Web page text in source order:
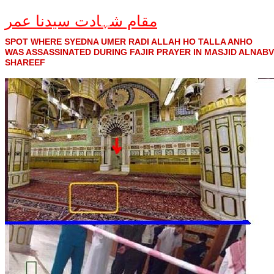
مقام شہادت سیدنا عمر
SPOT WHERE SYEDNA UMER RADI ALLAH HO TALLA ANHO
WAS ASSASSINATED DURING FAJIR PRAYER IN MASJID
SHAREEF